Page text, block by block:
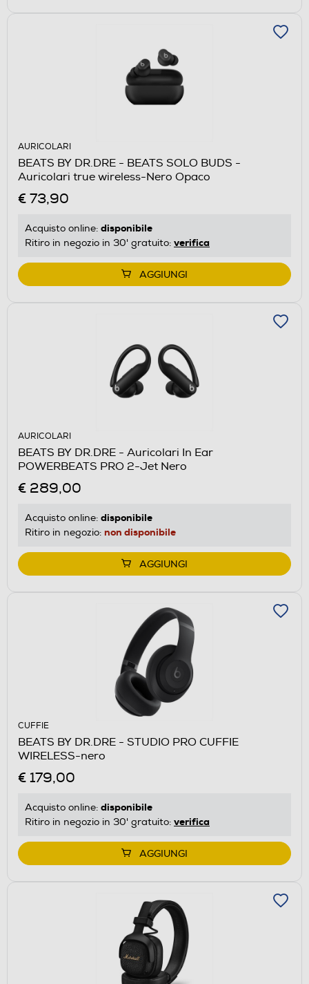
AURICOLARI
BEATS BY DR.DRE - BEATS SOLO BUDS -
Auricolari true wireless-Nero Opaco
€ 73,90
Acquisto online: disponibile
Ritiro in negozio in 30' gratuito: verifica
AGGIUNGI
AURICOLARI
BEATS BY DR.DRE - Auricolari In Ear
POWERBEATS PRO 2-Jet Nero
€ 289,00
Acquisto online: disponibile
Ritiro in negozio: non disponibile
AGGIUNGI
CUFFIE
BEATS BY DR.DRE - STUDIO PRO CUFFIE
WIRELESS-nero
€ 179,00
Acquisto online: disponibile
Ritiro in negozio in 30' gratuito: verifica
AGGIUNGI